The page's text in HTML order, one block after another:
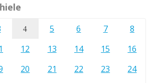
4 5 6 7
8
12 13 14 15
16
20 21 22 23
24